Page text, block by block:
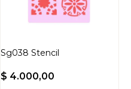
Sg038 Stencil
$ 4.000,00